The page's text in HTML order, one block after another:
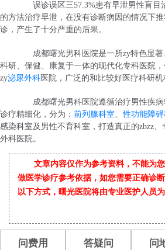
误诊误区三57.3%患有早泄男性盲目
的方法治疗早泄，在没有诊断病因的情况下
诊，产生了十分严重的后果。
成都曙光男科医院是一所zy特色显著
科研、保健、康复于一体的现代化专科医院
zy泌尿外科 医院，广泛的和比较好医疗科研机
成都曙光男科医院遵循治疗男性疾病
诊疗精细化，分为： 前列腺科室、性功能障碍
感染科室及男性不育科室，打造真正的zbzz
外科医院。
文章内容仅作为参考资料，不能为
做医学诊疗参考依据，如您需要正确诊
以下方式，曙光医院将由专业医护人员为
问费用 答疑问 问